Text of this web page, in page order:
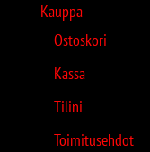
Kauppa
Ostoskori
Kassa
Tilini
Toimitusehdot